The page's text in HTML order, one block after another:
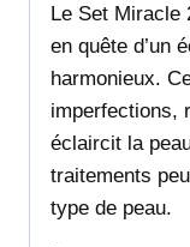
Le Set Miracle
en quête d’un
harmonieux.
imperfections,
éclaircit la
traitements
type de peau.